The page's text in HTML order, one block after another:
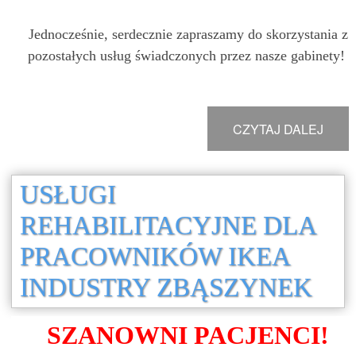
Jednocześnie, serdecznie zapraszamy do skorzystania z
pozostałych usług świadczonych przez nasze gabinety!
CZYTAJ DALEJ
USŁUGI
REHABILITACYJNE DLA
PRACOWNIKÓW IKEA
INDUSTRY ZBĄSZYNEK
SZANOWNI PACJENCI!